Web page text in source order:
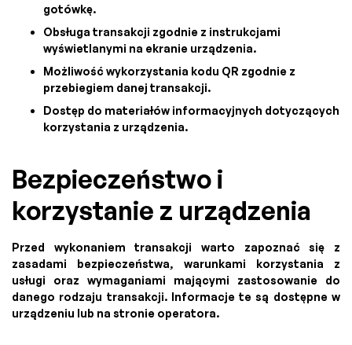
gotówkę.
Obsługa transakcji zgodnie z instrukcjami
wyświetlanymi na ekranie urządzenia.
Możliwość wykorzystania kodu QR zgodnie z
przebiegiem danej transakcji.
Dostęp do materiałów informacyjnych dotyczących
korzystania z urządzenia.
Bezpieczeństwo i
korzystanie z urządzenia
Przed wykonaniem transakcji warto zapoznać się z
zasadami bezpieczeństwa, warunkami korzystania z
usługi oraz wymaganiami mającymi zastosowanie do
danego rodzaju transakcji. Informacje te są dostępne w
urządzeniu lub na stronie operatora.